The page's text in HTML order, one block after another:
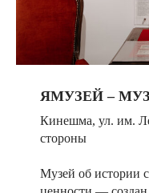
ЯМУЗЕЙ –
Кинешма, ул. им.
стороны
Музей об истории